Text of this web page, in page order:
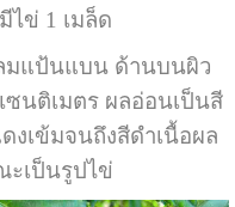
ไข่ 1 เมล็ด
แป้นแบน ด้านบนผิว
นติเมตร ผลอ่อนเป็นสี
งเข้มจนถึงสีดำเนื้อผล
ะเป็นรูปไข่